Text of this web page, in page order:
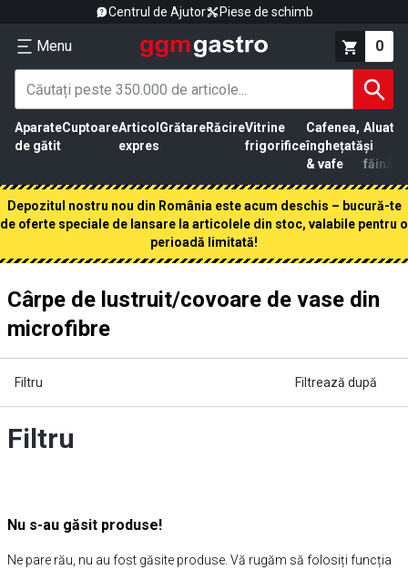
Centrul de Ajutor Piese de schimb
Menu 0
Aparate
de gătit
CuptoareArticol
expres
GrătareRăcireVitrine
frigorifice
Cafenea,
înghețată
& vafe
Aluat
și
făină
Depozitul nostru nou din România este acum deschis – bucură-te
de oferte speciale de lansare la articolele din stoc, valabile pentru o
perioadă limitată!
Cârpe de lustruit/covoare de vase din
microfibre
Filtru Filtrează după
Filtru
Nu s-au găsit produse!
Ne pare rău, nu au fost găsite produse. Vă rugăm să folosiți funcția